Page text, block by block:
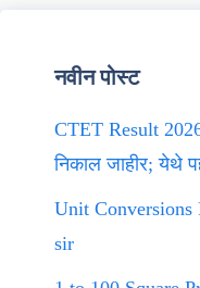
नवीन पोस्ट
CTET Result
निकाल जाहीर; येथे
Unit Conversions
sir